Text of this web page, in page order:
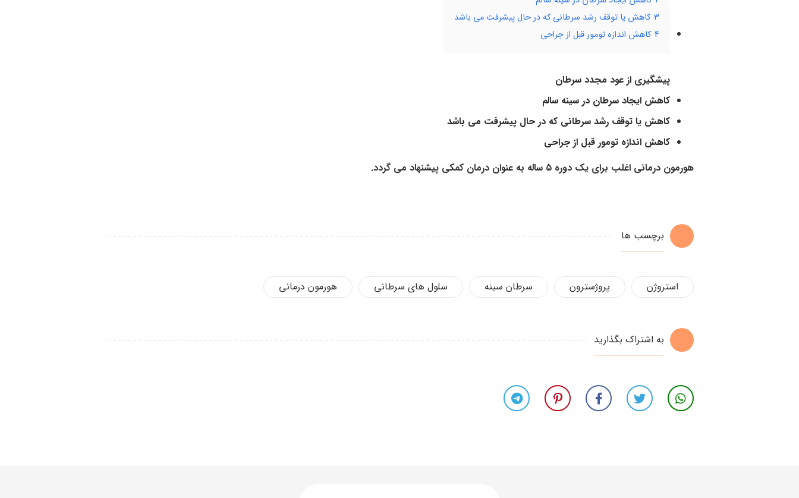
3 کاهش یا توقف رشد سرطانی که در حال پیشرفت می باشد
4 کاهش اندازه تومور قبل از جراحی
پیشگیری از عود مجدد سرطان
کاهش ایجاد سرطان در سینه سالم
کاهش یا توقف رشد سرطانی که در حال پیشرفت می باشد
کاهش اندازه تومور قبل از جراحی
هورمون درمانی اغلب برای یک دوره ۵ ساله به عنوان درمان کمکی پیشنهاد می گردد.
برچسب ها
استروژن پروژسترون سرطان سینه سلول های سرطانی هورمون درمانی
به اشتراک بگذارید